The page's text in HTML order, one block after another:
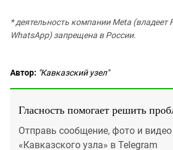
* деятельность компании Meta (владеет
WhatsApp) запрещена в России.
Автор: "Кавказский узел"
Гласность помогает решить
Отправь сообщение, фото и видео
«Кавказского узла» в Telegram